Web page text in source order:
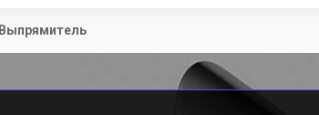
Выпрямитель